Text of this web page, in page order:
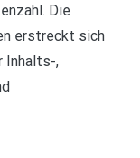
Die
erstreckt sich
Inhalts-,